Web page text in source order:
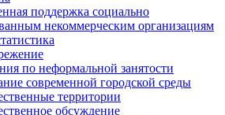
поддержка социально
некоммерческим организациям
по неформальной занятости
современной городской среды
территории
обсуждение